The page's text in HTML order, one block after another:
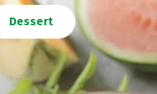
Dessert